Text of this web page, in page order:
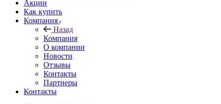
Акции
Как купить
Компания
Назад
Компания
О компании
Новости
Отзывы
Контакты
Партнеры
Контакты